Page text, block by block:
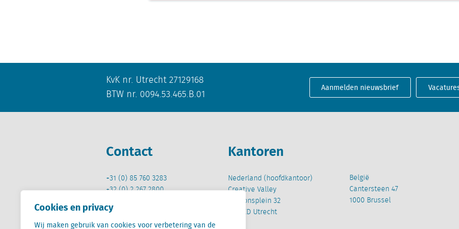
Cookies en privacy
Wij maken gebruik van cookies voor verbetering van de
KvK nr. Utrecht 27129168
BTW nr. 0094.53.465.B.01
Aanmelden nieuwsbrief
Contact
+31 (0) 85 760 3283
+32 (0) 2 267 2800
info@locatus.com
Kantoren
Nederland (hoofdkantoor)
Creative Valley
Stationsplein 32
3511 ED Utrecht
België
Cantersteen 47
1000 Brussel